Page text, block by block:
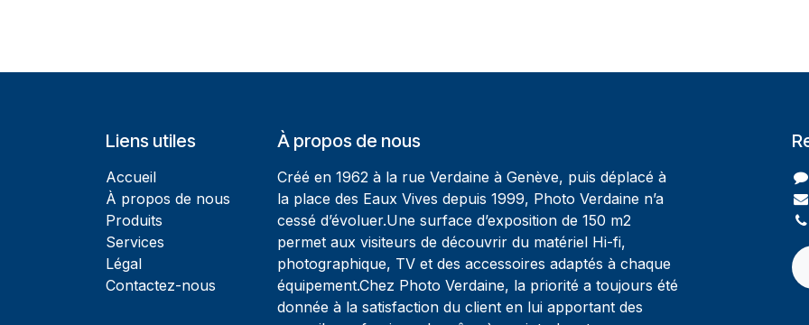
Liens utiles
Accueil
À propos de nous
Produits
Services
Légal
Contactez-nous
À propos de nous
Créé en 1962 à la rue Verdaine à Genève, puis déplacé à
la place des Eaux Vives depuis 1999, Photo Verdaine n’a
cessé d’évoluer.Une surface d’exposition de 150 m2
permet aux visiteurs de découvrir du matériel Hi-fi,
photographique, TV et des accessoires adaptés à chaque
équipement.Chez Photo Verdaine, la priorité a toujours été
donnée à la satisfaction du client en lui apportant des